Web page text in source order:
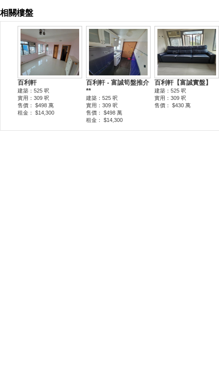
相關樓盤
百利軒
建築：525 呎
實用：309 呎
售價： $498 萬
租金： $14,300
百利軒 - 富誠筍盤推介
**
建築：525 呎
實用：309 呎
售價： $498 萬
租金： $14,300
百利軒【富誠實盤】
建築：525 呎
實用：309 呎
售價： $430 萬